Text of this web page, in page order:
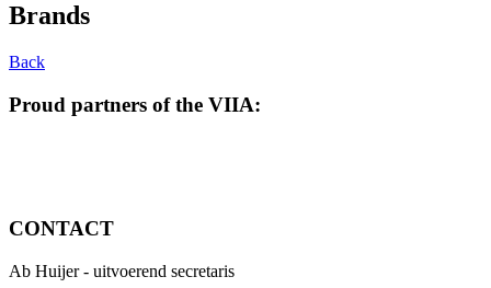
Brands
Back
Proud partners of the VIIA:
CONTACT
Ab Huijer - uitvoerend secretaris